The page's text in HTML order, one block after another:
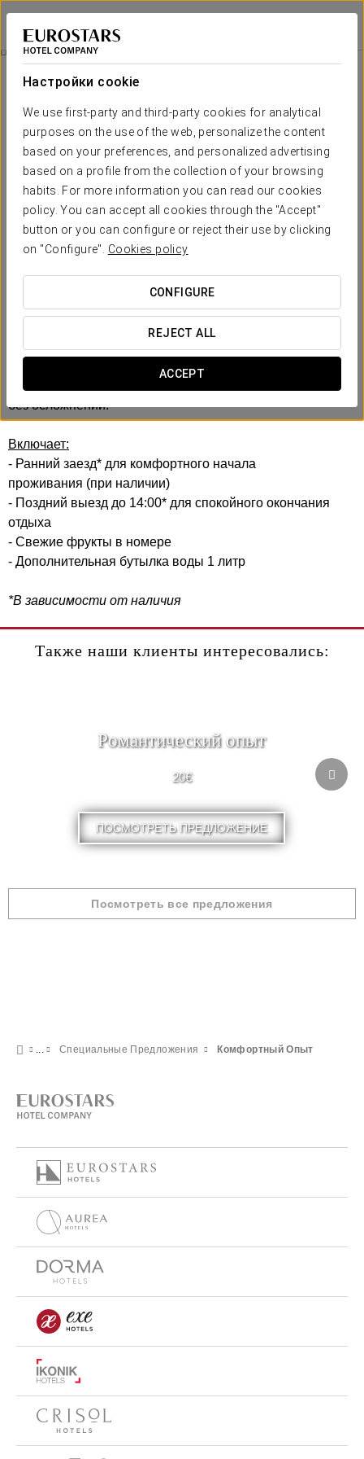
Настройки cookie
We use first-party and third-party cookies for analytical
purposes on the use of the web, personalize the content
based on your preferences, and personalized advertising
based on a profile from the collection of your browsing
habits. For more information you can read our cookies
policy. You can accept all cookies through the "Accept"
button or you can configure or reject their use by clicking
on "Configure". Cookies policy
CONFIGURE
REJECT ALL
ACCEPT
Exe City Park
ПРАГА
Комфортный Опыт
15 €
Комфортный опыт
Гибкий график — всё продумано, чтобы соответствовать
В Exe City Park мы создали этот комфортный опыт,
учитывая вашу эффективность и удобство. Без спешки,
без осложнений.
Включает:
- Ранний заезд* для комфортного начала
проживания (при наличии)
- Поздний выезд до 14:00* для спокойного окончания
отдыха
- Свежие фрукты в номере
- Дополнительная бутылка воды 1 литр
*В зависимости от наличия
Также наши клиенты интересовались:
Pомантический опыт
20€
ПОСМОТРЕТЬ ПРЕДЛОЖЕНИЕ
Посмотреть все предложения
Специальные Предложения Комфортный Опыт